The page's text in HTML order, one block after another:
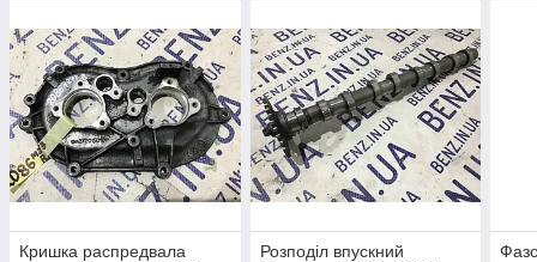
Кришка распредвала
Розподіл впускний